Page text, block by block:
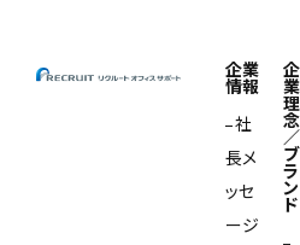
企業
情報
社
長メ
ッセ
ージ
企
業
理
念
／
ブ
ラ
ン
ド